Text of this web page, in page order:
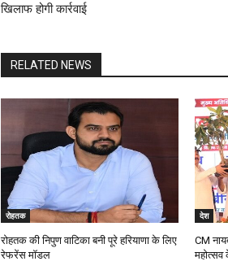
खिलाफ होगी कार्रवाई
RELATED NEWS
रोहतक
रोहतक की निपुण वाटिका बनी पूरे हरियाणा के लिए
रेफरेंस मॉडल
देश
CM